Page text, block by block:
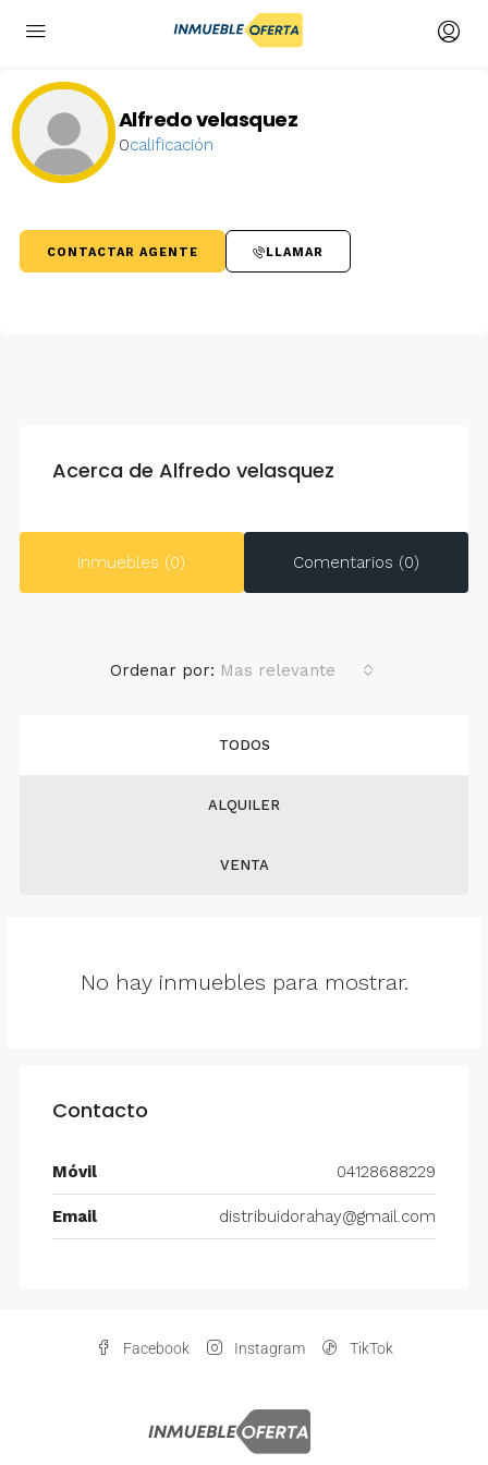
Alfredo velasquez
0calificación
CONTACTAR AGENTE LLAMAR
Acerca de Alfredo velasquez
Inmuebles (0) Comentarios (0)
TODOS
ALQUILER
VENTA
Ordenar por: Mas relevante
No hay inmuebles para mostrar.
Contacto
Móvil 04128688229
Email distribuidorahay@gmail.com
Facebook Instagram TikTok